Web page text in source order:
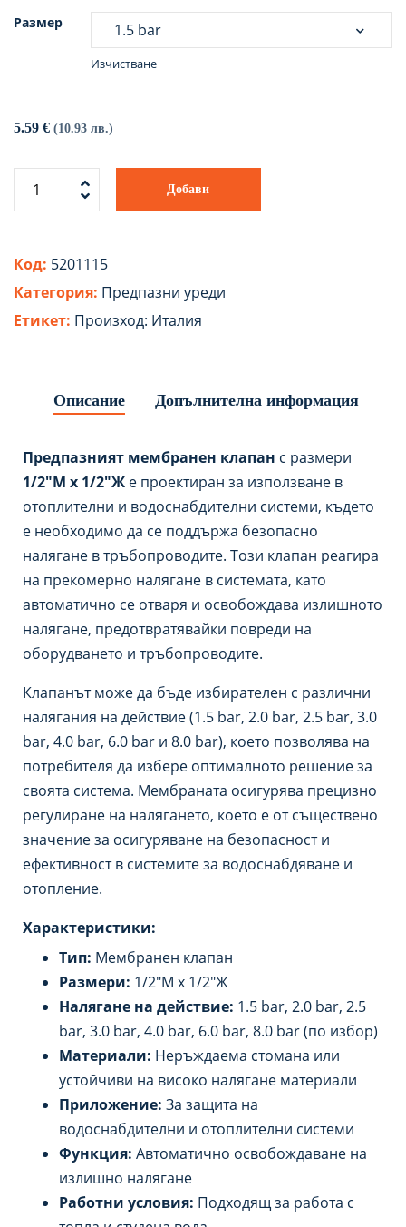
Размер
Изчистване
5.59 € (10.93 лв.)
Добави
Код: 5201115
Категория: Предпазни уреди
Етикет: Произход: Италия
Описание Допълнителна информация
Предпазният мембранен клапан с размери
1/2″М х 1/2″Ж е проектиран за използване в
отоплителни и водоснабдителни системи, където
е необходимо да се поддържа безопасно
налягане в тръбопроводите. Този клапан реагира
на прекомерно налягане в системата, като
автоматично се отваря и освобождава излишното
налягане, предотвратявайки повреди на
оборудването и тръбопроводите.
Клапанът може да бъде избирателен с различни
налягания на действие (1.5 bar, 2.0 bar, 2.5 bar, 3.0
bar, 4.0 bar, 6.0 bar и 8.0 bar), което позволява на
потребителя да избере оптималното решение за
своята система. Мембраната осигурява прецизно
регулиране на налягането, което е от съществено
значение за осигуряване на безопасност и
ефективност в системите за водоснабдяване и
отопление.
Характеристики:
Тип: Мембранен клапан
Размери: 1/2″М х 1/2″Ж
Налягане на действие: 1.5 bar, 2.0 bar, 2.5
bar, 3.0 bar, 4.0 bar, 6.0 bar, 8.0 bar (по избор)
Материали: Неръждаема стомана или
устойчиви на високо налягане материали
Приложение: За защита на
водоснабдителни и отоплителни системи
Функция: Автоматично освобождаване на
излишно налягане
Работни условия: Подходящ за работа с